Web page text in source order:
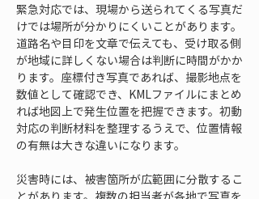
緊急対応では、現場から送られてくる写真だ
けでは場所が分かりにくいことがあります。
道路名や目印を文章で伝えても、受け取る側
が地域に詳しくない場合は判断に時間がかか
ります。座標付き写真であれば、撮影地点を
数値として確認でき、KMLファイルにまとめ
れば地図上で発生位置を把握できます。初動
対応の判断材料を整理するうえで、位置情報
の有無は大きな違いになります。
災害時には、被害箇所が広範囲に分散するこ
とがあります。複数の担当者が各地で写真を